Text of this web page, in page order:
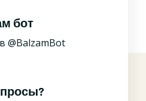
бот
@BalzamBot